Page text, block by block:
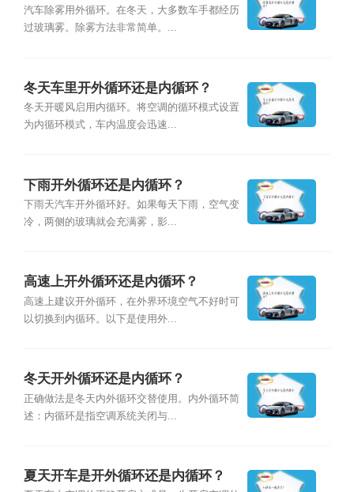
汽车除雾用外循环。在冬天，大多数车手都经历
过玻璃雾。除雾方法非常简单。...
冬天车里开外循环还是内循环？
冬天开暖风启用内循环。将空调的循环模式设置
为内循环模式，车内温度会迅速...
下雨开外循环还是内循环？
下雨天汽车开外循环好。如果每天下雨，空气变
冷，两侧的玻璃就会充满雾，影...
高速上开外循环还是内循环？
高速上建议开外循环，在外界环境空气不好时可
以切换到内循环。以下是使用外...
冬天开外循环还是内循环？
正确做法是冬天内外循环交替使用。内外循环简
述：内循环是指空调系统关闭与...
夏天开车是开外循环还是内循环？